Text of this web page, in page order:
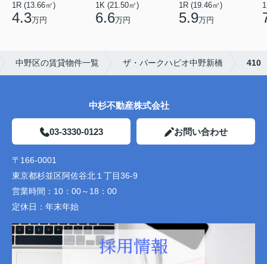
1R (13.66㎡)
4.3万円
1K (21.50㎡)
6.6万円
1R (19.46㎡)
5.9万円
中野区の賃貸物件一覧 ザ・パークハビオ中野新橋 410
中杉不動産株式会社
03-3330-0123 お問い合わせ
〒166-0001
東京都杉並区阿佐谷北１丁目36-9
営業時間： 10：00～18：00
定休日： 年末年始